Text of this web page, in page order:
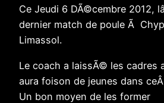
Ce Jeudi 6 DÃ©cembre 2012,
dernier match de poule Ã
Limassol.
Le coach a laissÃ© les cadres
aura foison de jeunes dans
Un bon moyen de les former